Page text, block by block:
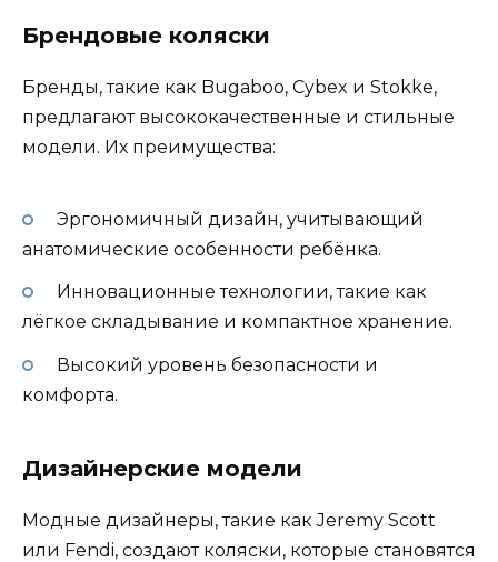
Брендовые коляски
Бренды, такие как Bugaboo, Cybex и Stokke,
предлагают высококачественные и стильные
модели. Их преимущества:
Эргономичный дизайн, учитывающий
анатомические особенности ребёнка.
Инновационные технологии, такие как
лёгкое складывание и компактное хранение.
Высокий уровень безопасности и
комфорта.
Дизайнерские модели
Модные дизайнеры, такие как Jeremy Scott
или Fendi, создают коляски, которые становятся